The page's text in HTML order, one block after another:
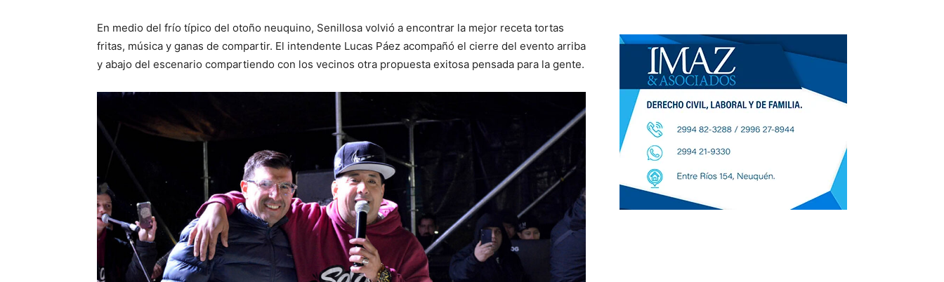
En medio del frío típico del otoño neuquino, Senillosa volvió a encontrar la mejor receta tortas
fritas, música y ganas de compartir. El intendente Lucas Páez acompañó el cierre del evento arriba
y abajo del escenario compartiendo con los vecinos otra propuesta exitosa pensada para la gente.